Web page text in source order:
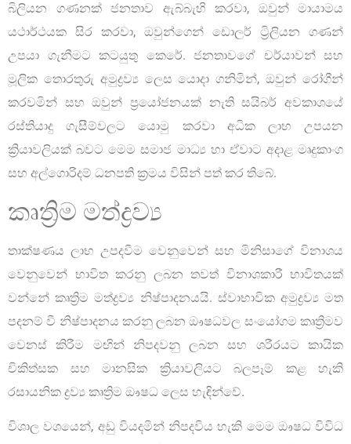
බිලියන ගණනක් ජනතාව ඇබ්බැහි කරවා, ඔවුන් මායාමය
යථාර්ථයක සිර කරවා, ඔවුන්ගෙන් ඩොලර් ට්‍රිලියන ගණන්
උපයා ගැනීමට කටයුතු කෙරේ. ජනතාවගේ චර්යාවන් සහ
මූලික තොරතුරු අමුද්‍රව්‍ය ලෙස යොදා ගනිමින්, ඔවුන් රෝගීන්
කරවමින් සහ ඔවුන් ප්‍රයෝජනයක් නැති සයිබර් අවකාශයේ
රස්තියාදු ගැසීම්වලට යොමු කරවා අධික ලාභ උපයන
ක්‍රියාවලියක් බවට මෙම සමාජ මාධ්‍ය හා ඒවාට අදාළ මෘදුකාංග
සහ අල්ගොරිදම් ධනපති ක්‍රමය විසින් පත් කර තිබේ.
කෘත්‍රිම මත්ද්‍රව්‍ය
තාක්ෂණය ලාභ උපදවීම වෙනුවෙන් සහ මිනිසාගේ විනාශය
වෙනුවෙන් භාවිත කරනු ලබන තවත් විනාශකාරී භාවිතයක්
වන්නේ කෘත්‍රිම මත්ද්‍රව්‍ය නිෂ්පාදනයයි. ස්වාභාවික අමුද්‍රව්‍ය මත
පදනම් වී නිෂ්පාදනය කරනු ලබන ඖෂධවල සංයෝගම කෘත්‍රිමව
වෙනස් කිරීම මඟින් නිපදවනු ලබන සහ ශරීරයට කායික
චිකිත්සක සහ මානසික ක්‍රියාවලියට බලපෑම් කළ හැකි
රසායනික ද්‍රව්‍ය කෘත්‍රිම ඖෂධ ලෙස හැඳින්වේ.
විශාල වශයෙන්, අඩු වියදමින් නිපදවිය හැකි මෙම ඖෂධ විවිධ